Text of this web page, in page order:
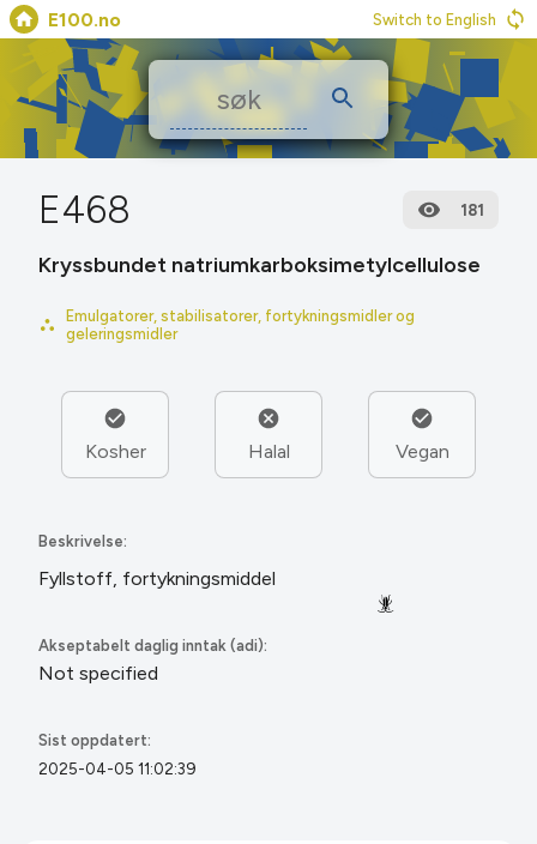
E100.no Switch to English
E468 181
Kryssbundet natrium­karboksi­metyl­cellulose
Emulgatorer, stabilisatorer, fortykningsmidler og
geleringsmidler
Kosher Halal Vegan
Beskrivelse:
Fyllstoff, fortykningsmiddel
Akseptabelt daglig inntak (adi):
Not specified
Sist oppdatert:
2025-04-05 11:02:39
🪳